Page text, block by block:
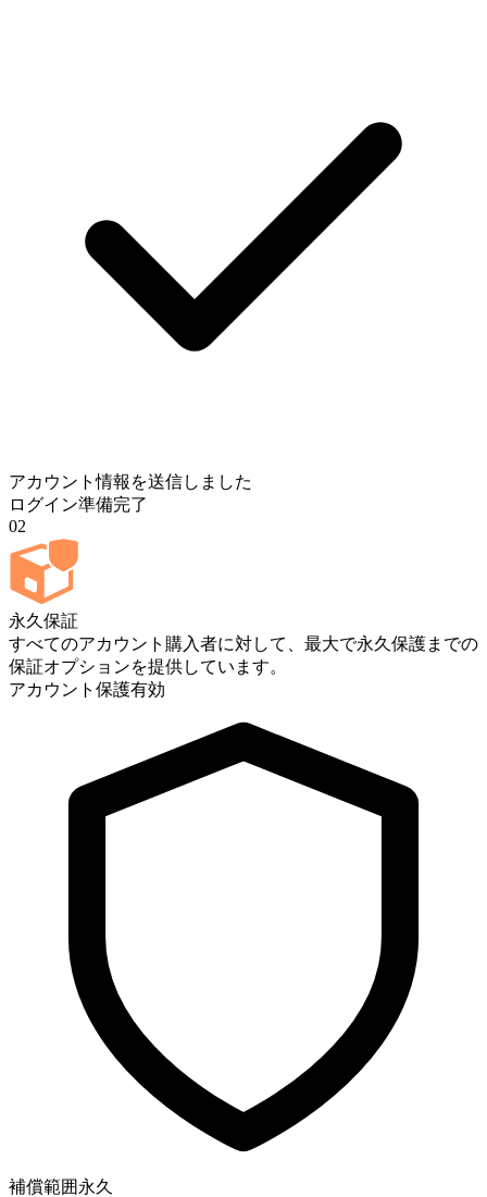
アカウント情報を送信しました
ログイン準備完了
02
永久保証
すべてのアカウント購入者に対して、最大で永久保護までの
保証オプションを提供しています。
アカウント保護有効
補償範囲 永久